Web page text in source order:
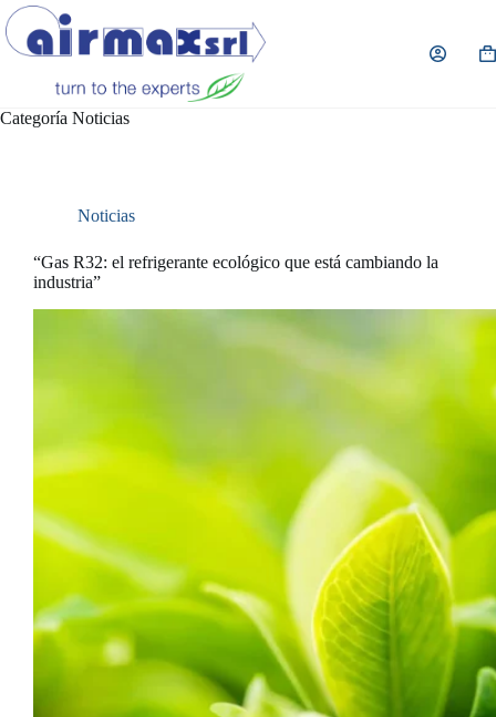
Saltar
al
contenido
Categoría Noticias
Noticias
“Gas R32: el refrigerante ecológico que está cambiando la
industria”